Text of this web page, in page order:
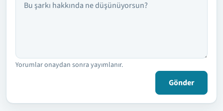
Yorumlar onaydan sonra yayımlanır.
Gönder